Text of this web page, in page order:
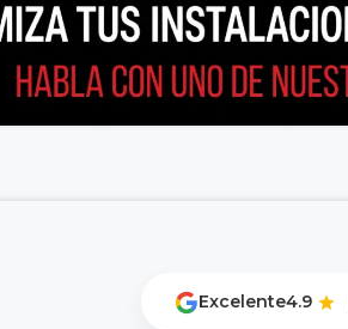
Excelente4.9